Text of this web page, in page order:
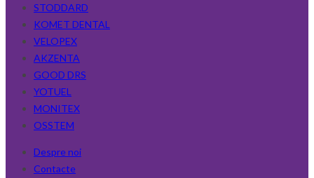
STODDARD
KOMET DENTAL
VELOPEX
AKZENTA
GOOD DRS
YOTUEL
MONITEX
OSSTEM
Despre noi
Contacte